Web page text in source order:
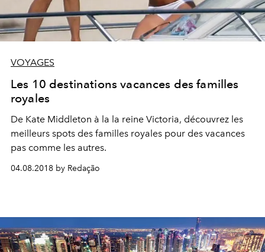
VOYAGES
Les 10 destinations vacances des familles
royales
De Kate Middleton à la la reine Victoria, découvrez les
meilleurs spots des familles royales pour des vacances
pas comme les autres.
04.08.2018 by Redação